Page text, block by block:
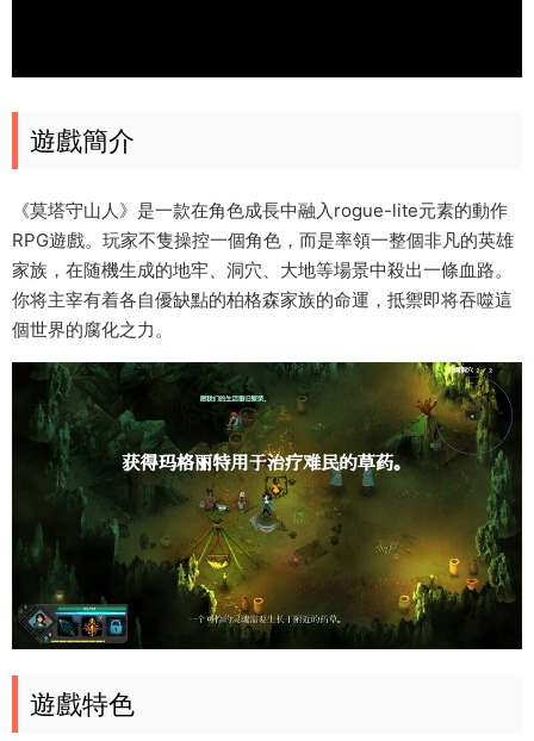
遊戲簡介
《莫塔守山人》是一款在角色成長中融入rogue-lite元素的動作
RPG遊戲。玩家不隻操控一個角色，而是率領一整個非凡的英雄
家族，在随機生成的地牢、洞穴、大地等場景中殺出一條血路。
你将主宰有着各自優缺點的柏格森家族的命運，抵禦即将吞噬這
個世界的腐化之力。
遊戲特色